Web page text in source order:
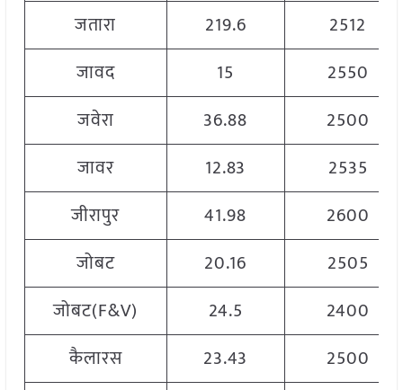
जतारा
219.6
2512
जावद
15
2550
जवेरा
36.88
2500
जावर
12.83
2535
जीरापुर
41.98
2600
जोबट
20.16
2505
जोबट(F&V)
24.5
2400
कैलारस
23.43
2500